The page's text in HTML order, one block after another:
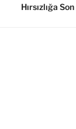
Hırsızlığa Son